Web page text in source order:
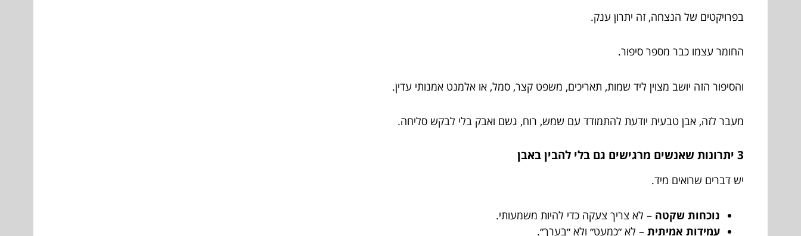
בפרויקטים של הנצחה, זה יתרון ענק.
החומר עצמו כבר מספר סיפור.
והסיפור הזה יושב מצוין ליד שמות, תאריכים, משפט קצר, סמל, או אלמנט אמנותי עדין.
מעבר לזה, אבן טבעית יודעת להתמודד עם שמש, רוח, גשם ואבק בלי לבקש סליחה.
3 יתרונות שאנשים מרגישים גם בלי להבין באבן
יש דברים שרואים מיד.
נוכחות שקטה – לא צריך צעקה כדי להיות משמעותי.
עמידות אמיתית – לא ״כמעט״ ולא ״בערך״.